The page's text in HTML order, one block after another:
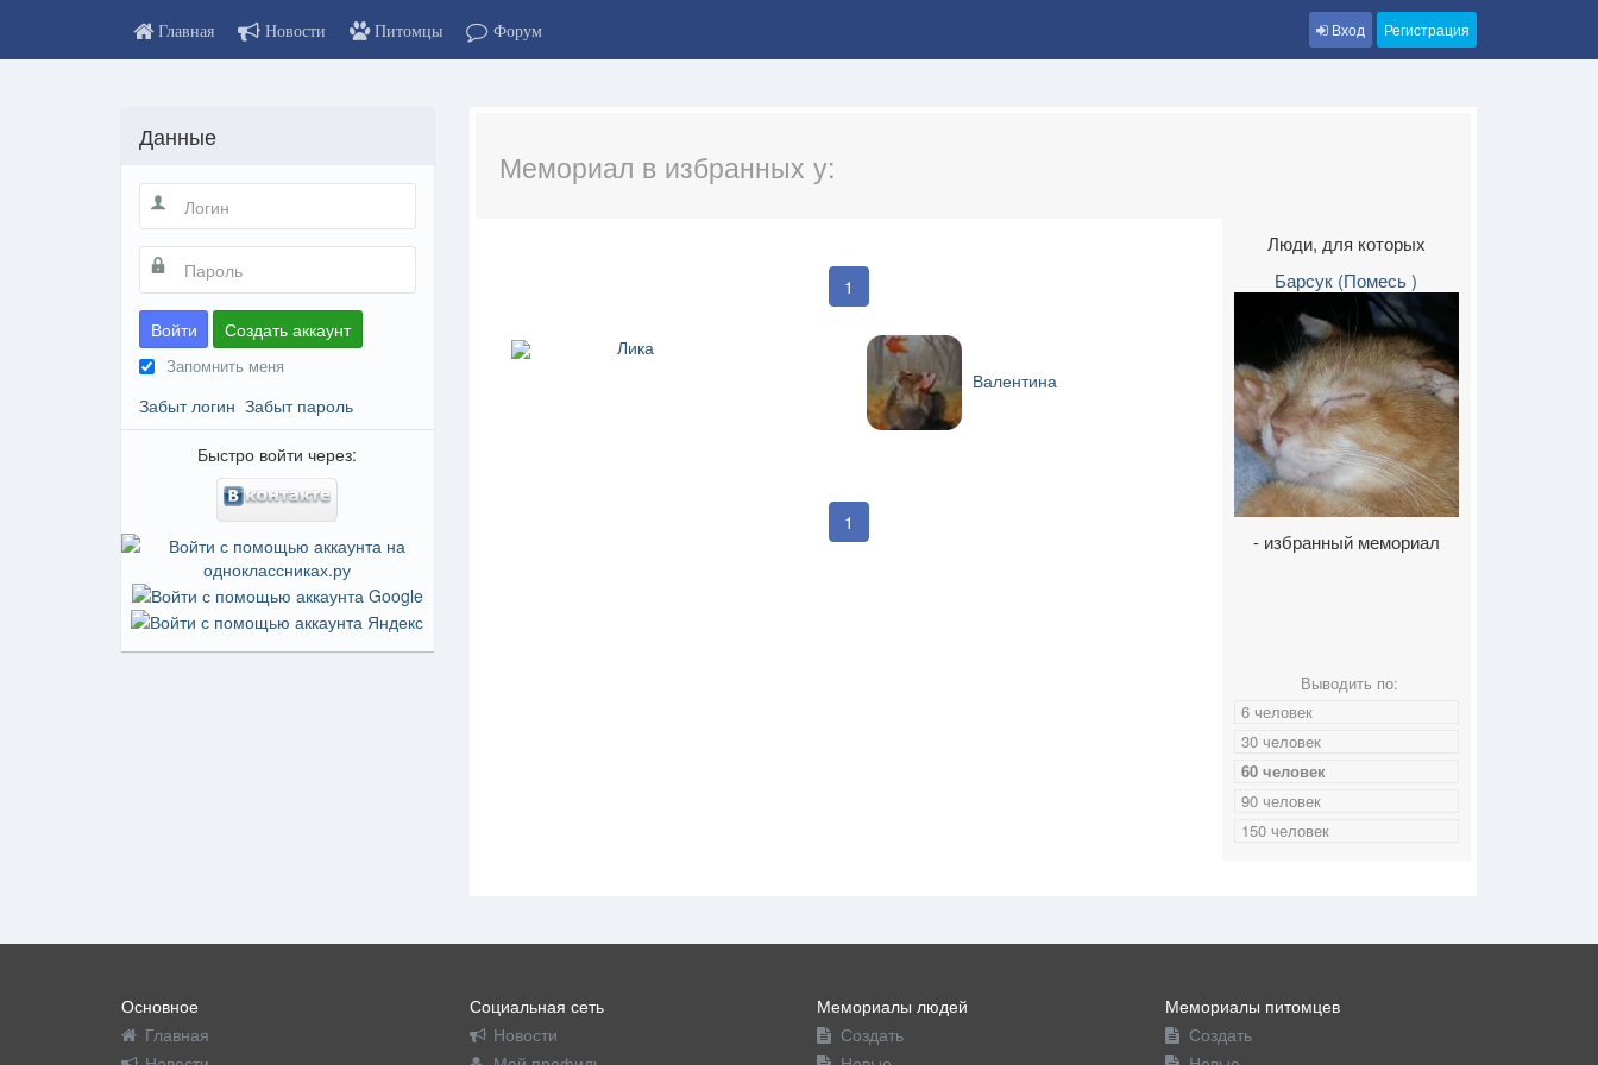
Главная Новости Питомцы Форум Вход Регистрация
Мемориал в избранных у:
1
Лика
Валентина
1
Люди, для которых
Барсук (Помесь )
- избранный мемориал
Выводить по:
6 человек
30 человек
60 человек
90 человек
150 человек
Данные
Войти Создать аккаунт
Запомнить меня
Забыт логин Забыт пароль
Быстро войти через:
Основное
Главная
Социальная сеть
Новости
Мемориалы людей
Создать
Мемориалы питомцев
Создать